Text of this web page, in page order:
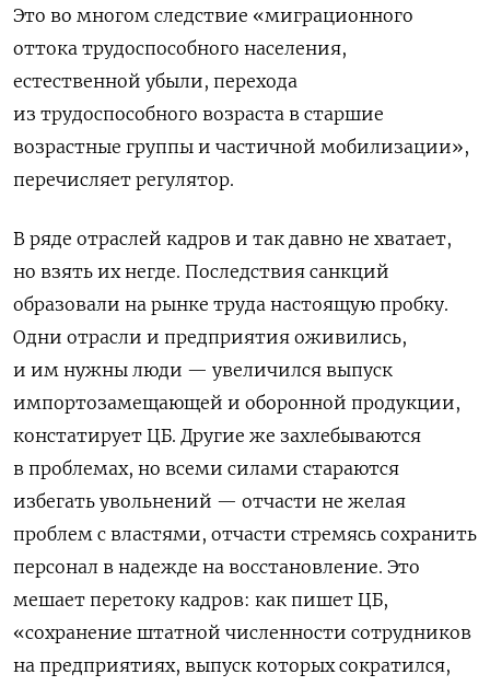
Это во многом следствие «миграционного
оттока трудоспособного населения,
естественной убыли, перехода
из трудоспособного возраста в старшие
возрастные группы и частичной мобилизации»,
перечисляет регулятор.
В ряде отраслей кадров и так давно не хватает,
но взять их негде. Последствия санкций
образовали на рынке труда настоящую пробку.
Одни отрасли и предприятия оживились,
и им нужны люди — увеличился выпуск
импортозамещающей и оборонной продукции,
констатирует ЦБ. Другие же захлебываются
в проблемах, но всеми силами стараются
избегать увольнений — отчасти не желая
проблем с властями, отчасти стремясь сохранить
персонал в надежде на восстановление. Это
мешает перетоку кадров: как пишет ЦБ,
«сохранение штатной численности сотрудников
на предприятиях, выпуск которых сократился,